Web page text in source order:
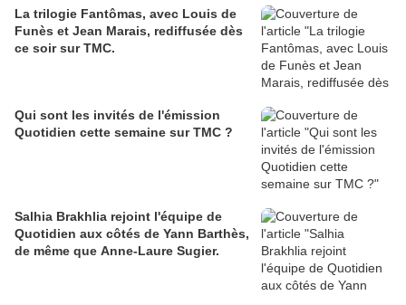
La trilogie Fantômas, avec Louis de
Funès et Jean Marais, rediffusée dès
ce soir sur TMC.
Qui sont les invités de l'émission
Quotidien cette semaine sur TMC ?
Salhia Brakhlia rejoint l'équipe de
Quotidien aux côtés de Yann Barthès,
de même que Anne-Laure Sugier.